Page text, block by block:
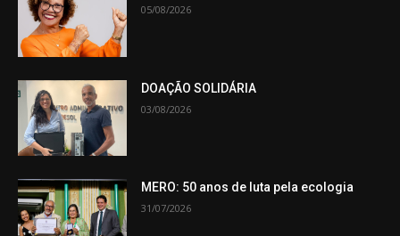
05/08/2026
DOAÇÃO SOLIDÁRIA
03/08/2026
MERO: 50 anos de luta pela ecologia
31/07/2026